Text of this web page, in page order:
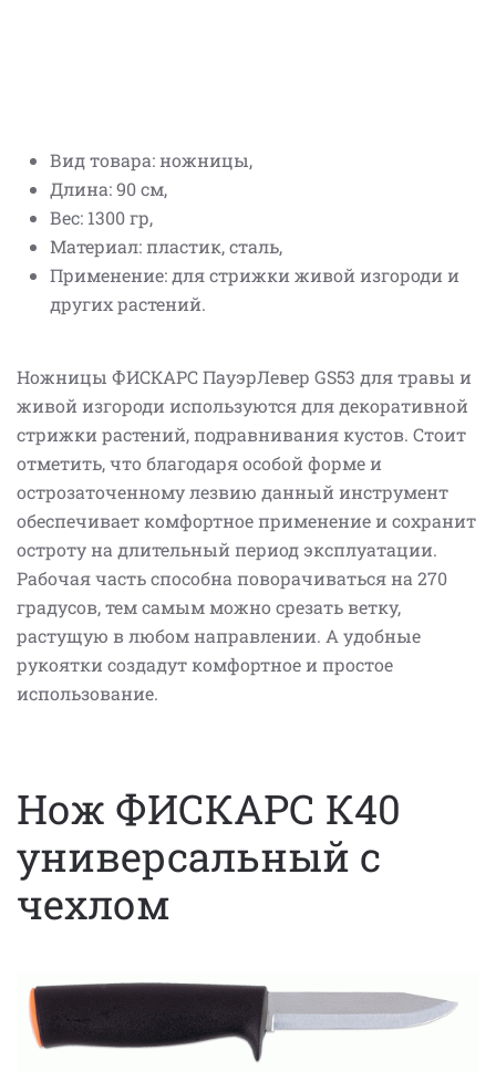
Вид товара: ножницы,
Длина: 90 см,
Вес: 1300 гр,
Материал: пластик, сталь,
Применение: для стрижки живой изгороди и
других растений.
Ножницы ФИСКАРС ПауэрЛевер GS53 для травы и
живой изгороди используются для декоративной
стрижки растений, подравнивания кустов. Стоит
отметить, что благодаря особой форме и
острозаточенному лезвию данный инструмент
обеспечивает комфортное применение и сохранит
остроту на длительный период эксплуатации.
Рабочая часть способна поворачиваться на 270
градусов, тем самым можно срезать ветку,
растущую в любом направлении. А удобные
рукоятки создадут комфортное и простое
использование.
Нож ФИСКАРС К40
универсальный с
чехлом